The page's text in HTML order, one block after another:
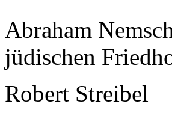
Abraham
jüdischen
Robert Streibel